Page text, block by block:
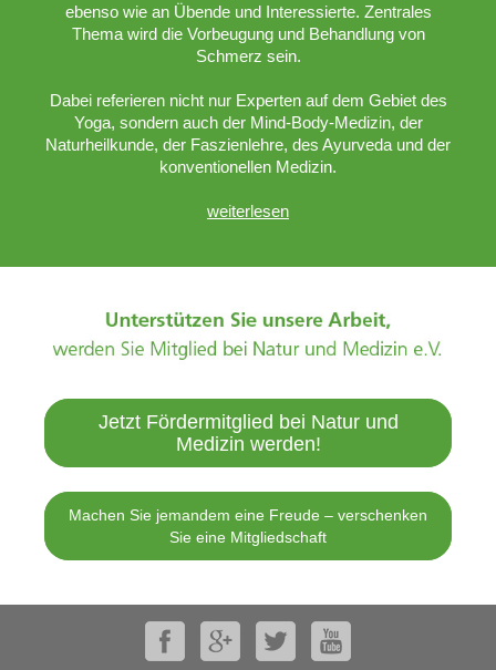
ebenso wie an Übende und Interessierte. Zentrales
Thema wird die Vorbeugung und Behandlung von
Schmerz sein.
Dabei referieren nicht nur Experten auf dem Gebiet des
Yoga, sondern auch der Mind-Body-Medizin, der
Naturheilkunde, der Faszienlehre, des Ayurveda und der
konventionellen Medizin.
weiterlesen
Jetzt Fördermitglied bei Natur und
Medizin werden!
Machen Sie jemandem eine Freude – verschenken
Sie eine Mitgliedschaft